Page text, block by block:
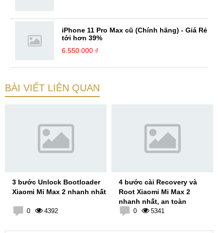
iPhone 11 Pro Max cũ (Chính hãng) - Giá Rẻ
tới hơn 39%
6.550.000 ₫
BÀI VIẾT LIÊN QUAN
3 bước Unlock Bootloader
Xiaomi Mi Max 2 nhanh nhất
0 4392
4 bước cài Recovery và
Root Xiaomi Mi Max 2
nhanh nhất, an toàn
0 5341